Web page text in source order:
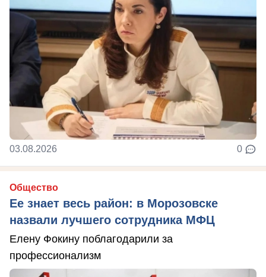
03.08.2026 0
Общество
Ее знает весь район: в Морозовске
назвали лучшего сотрудника МФЦ
Елену Фокину поблагодарили за
профессионализм